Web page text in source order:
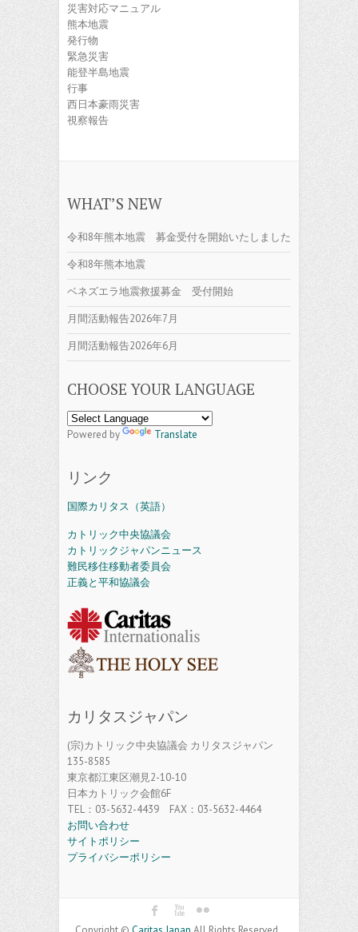
災害対応マニュアル
熊本地震
発行物
緊急災害
能登半島地震
行事
西日本豪雨災害
視察報告
WHAT’S NEW
令和8年熊本地震 募金受付を開始いたしました
令和8年熊本地震
ベネズエラ地震救援募金 受付開始
月間活動報告2026年7月
月間活動報告2026年6月
CHOOSE YOUR LANGUAGE
Powered by Translate
リンク
国際カリタス（英語）
カトリック中央協議会
カトリックジャパンニュース
難民移住移動者委員会
正義と平和協議会
カリタスジャパン
(宗)カトリック中央協議会 カリタスジャパン
135-8585
東京都江東区潮見2-10-10
日本カトリック会館6F
TEL：03-5632-4439 FAX：03-5632-4464
お問い合わせ
サイトポリシー
プライバシーポリシー